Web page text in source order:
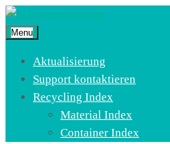
Menu
Aktualisierung
Support kontaktieren
Recycling Index
Material Index
Container Index